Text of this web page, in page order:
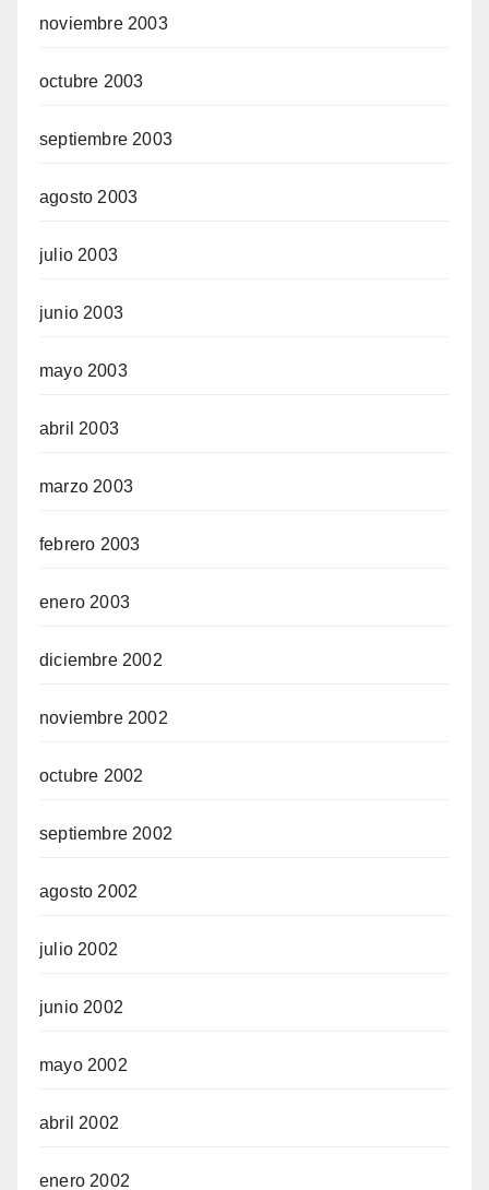
noviembre 2003
octubre 2003
septiembre 2003
agosto 2003
julio 2003
junio 2003
mayo 2003
abril 2003
marzo 2003
febrero 2003
enero 2003
diciembre 2002
noviembre 2002
octubre 2002
septiembre 2002
agosto 2002
julio 2002
junio 2002
mayo 2002
abril 2002
enero 2002